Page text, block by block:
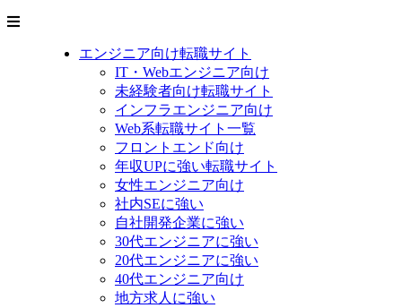
エンジニア向け転職サイト
IT・Webエンジニア向け
未経験者向け転職サイト
インフラエンジニア向け
Web系転職サイト一覧
フロントエンド向け
年収UPに強い転職サイト
女性エンジニア向け
社内SEに強い
自社開発企業に強い
30代エンジニアに強い
20代エンジニアに強い
40代エンジニア向け
地方求人に強い